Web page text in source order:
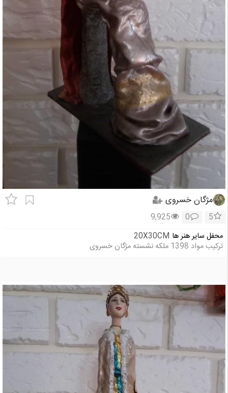
مژگان خسروی
5
0
9,925
محفل سایر هنر ها 20X30CM
ترکیب مواد 1398 ملکه نشسته مژگان خسروی